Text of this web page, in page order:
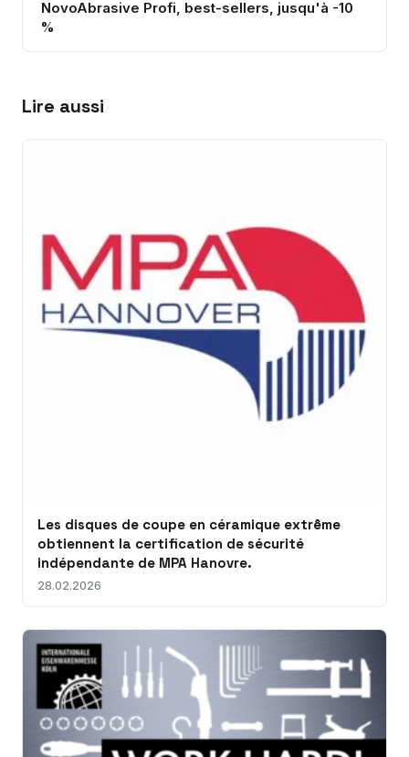
NovoAbrasive Profi, best-sellers, jusqu'à -10
%
Lire aussi
Les disques de coupe en céramique extrême
obtiennent la certification de sécurité
indépendante de MPA Hanovre.
28.02.2026